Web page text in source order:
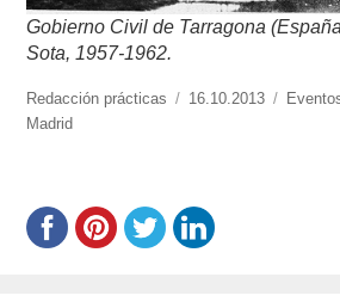
Gobierno Civil de Tarragona
Sota, 1957-1962.
https://www.experimenta.es/author/
practicas/
Redacción prácticas
Publicado
16.10.2013
Madrid